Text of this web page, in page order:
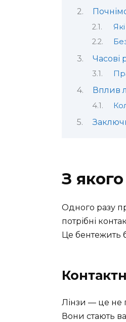
Часові
Вплив
З
Одного разу
потрібні
Це бентежить
Лінзи — це не
Вони стають